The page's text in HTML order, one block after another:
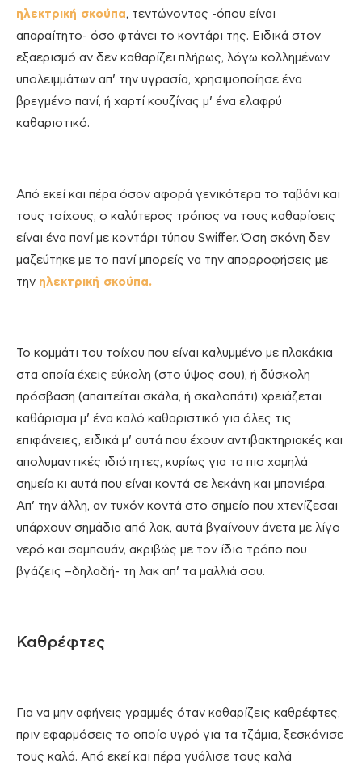
ηλεκτρική σκούπα, τεντώνοντας -όπου είναι
απαραίτητο- όσο φτάνει το κοντάρι της. Ειδικά στον
εξαερισμό αν δεν καθαρίζει πλήρως, λόγω κολλημένων
υπολειμμάτων απ’ την υγρασία, χρησιμοποίησε ένα
βρεγμένο πανί, ή χαρτί κουζίνας μ’ ένα ελαφρύ
καθαριστικό.
Από εκεί και πέρα όσον αφορά γενικότερα το ταβάνι και
τους τοίχους, ο καλύτερος τρόπος να τους καθαρίσεις
είναι ένα πανί με κοντάρι τύπου Swiffer. Όση σκόνη δεν
μαζεύτηκε με το πανί μπορείς να την απορροφήσεις με
την ηλεκτρική σκούπα.
Το κομμάτι του τοίχου που είναι καλυμμένο με πλακάκια
στα οποία έχεις εύκολη (στο ύψος σου), ή δύσκολη
πρόσβαση (απαιτείται σκάλα, ή σκαλοπάτι) χρειάζεται
καθάρισμα μ’ ένα καλό καθαριστικό για όλες τις
επιφάνειες, ειδικά μ’ αυτά που έχουν αντιβακτηριακές και
απολυμαντικές ιδιότητες, κυρίως για τα πιο χαμηλά
σημεία κι αυτά που είναι κοντά σε λεκάνη και μπανιέρα.
Απ’ την άλλη, αν τυχόν κοντά στο σημείο που χτενίζεσαι
υπάρχουν σημάδια από λακ, αυτά βγαίνουν άνετα με λίγο
νερό και σαμπουάν, ακριβώς με τον ίδιο τρόπο που
βγάζεις –δηλαδή- τη λακ απ’ τα μαλλιά σου.
Καθρέφτες
Για να μην αφήνεις γραμμές όταν καθαρίζεις καθρέφτες,
πριν εφαρμόσεις το οποίο υγρό για τα τζάμια, ξεσκόνισε
τους καλά. Από εκεί και πέρα γυάλισε τους καλά